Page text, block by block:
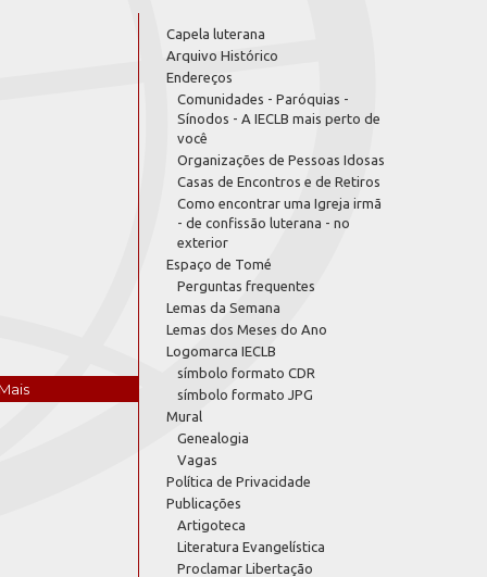
Mais
Capela luterana
Arquivo Histórico
Endereços
Comunidades - Paróquias -
Sínodos - A IECLB mais perto de
você
Organizações de Pessoas Idosas
Casas de Encontros e de Retiros
Como encontrar uma Igreja irmã
- de confissão luterana - no
exterior
Espaço de Tomé
Perguntas frequentes
Lemas da Semana
Lemas dos Meses do Ano
Logomarca IECLB
símbolo formato CDR
símbolo formato JPG
Mural
Genealogia
Vagas
Política de Privacidade
Publicações
Artigoteca
Literatura Evangelística
Proclamar Libertação